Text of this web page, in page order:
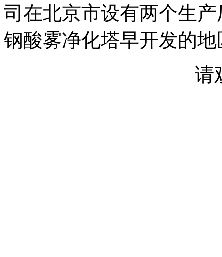
司在北京市设有两个生
钢酸雾净化塔早开发的地
请